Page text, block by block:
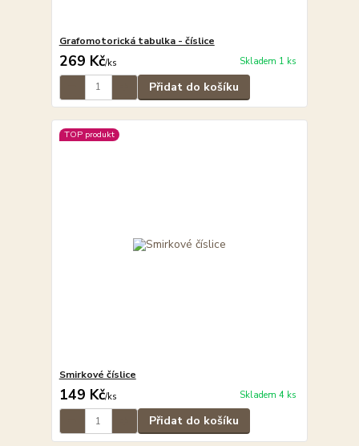
Grafomotorická tabulka - číslice
269 Kč/ks Skladem 1 ks
Přidat do košíku
TOP produkt
Smirkové číslice
149 Kč/ks Skladem 4 ks
Přidat do košíku